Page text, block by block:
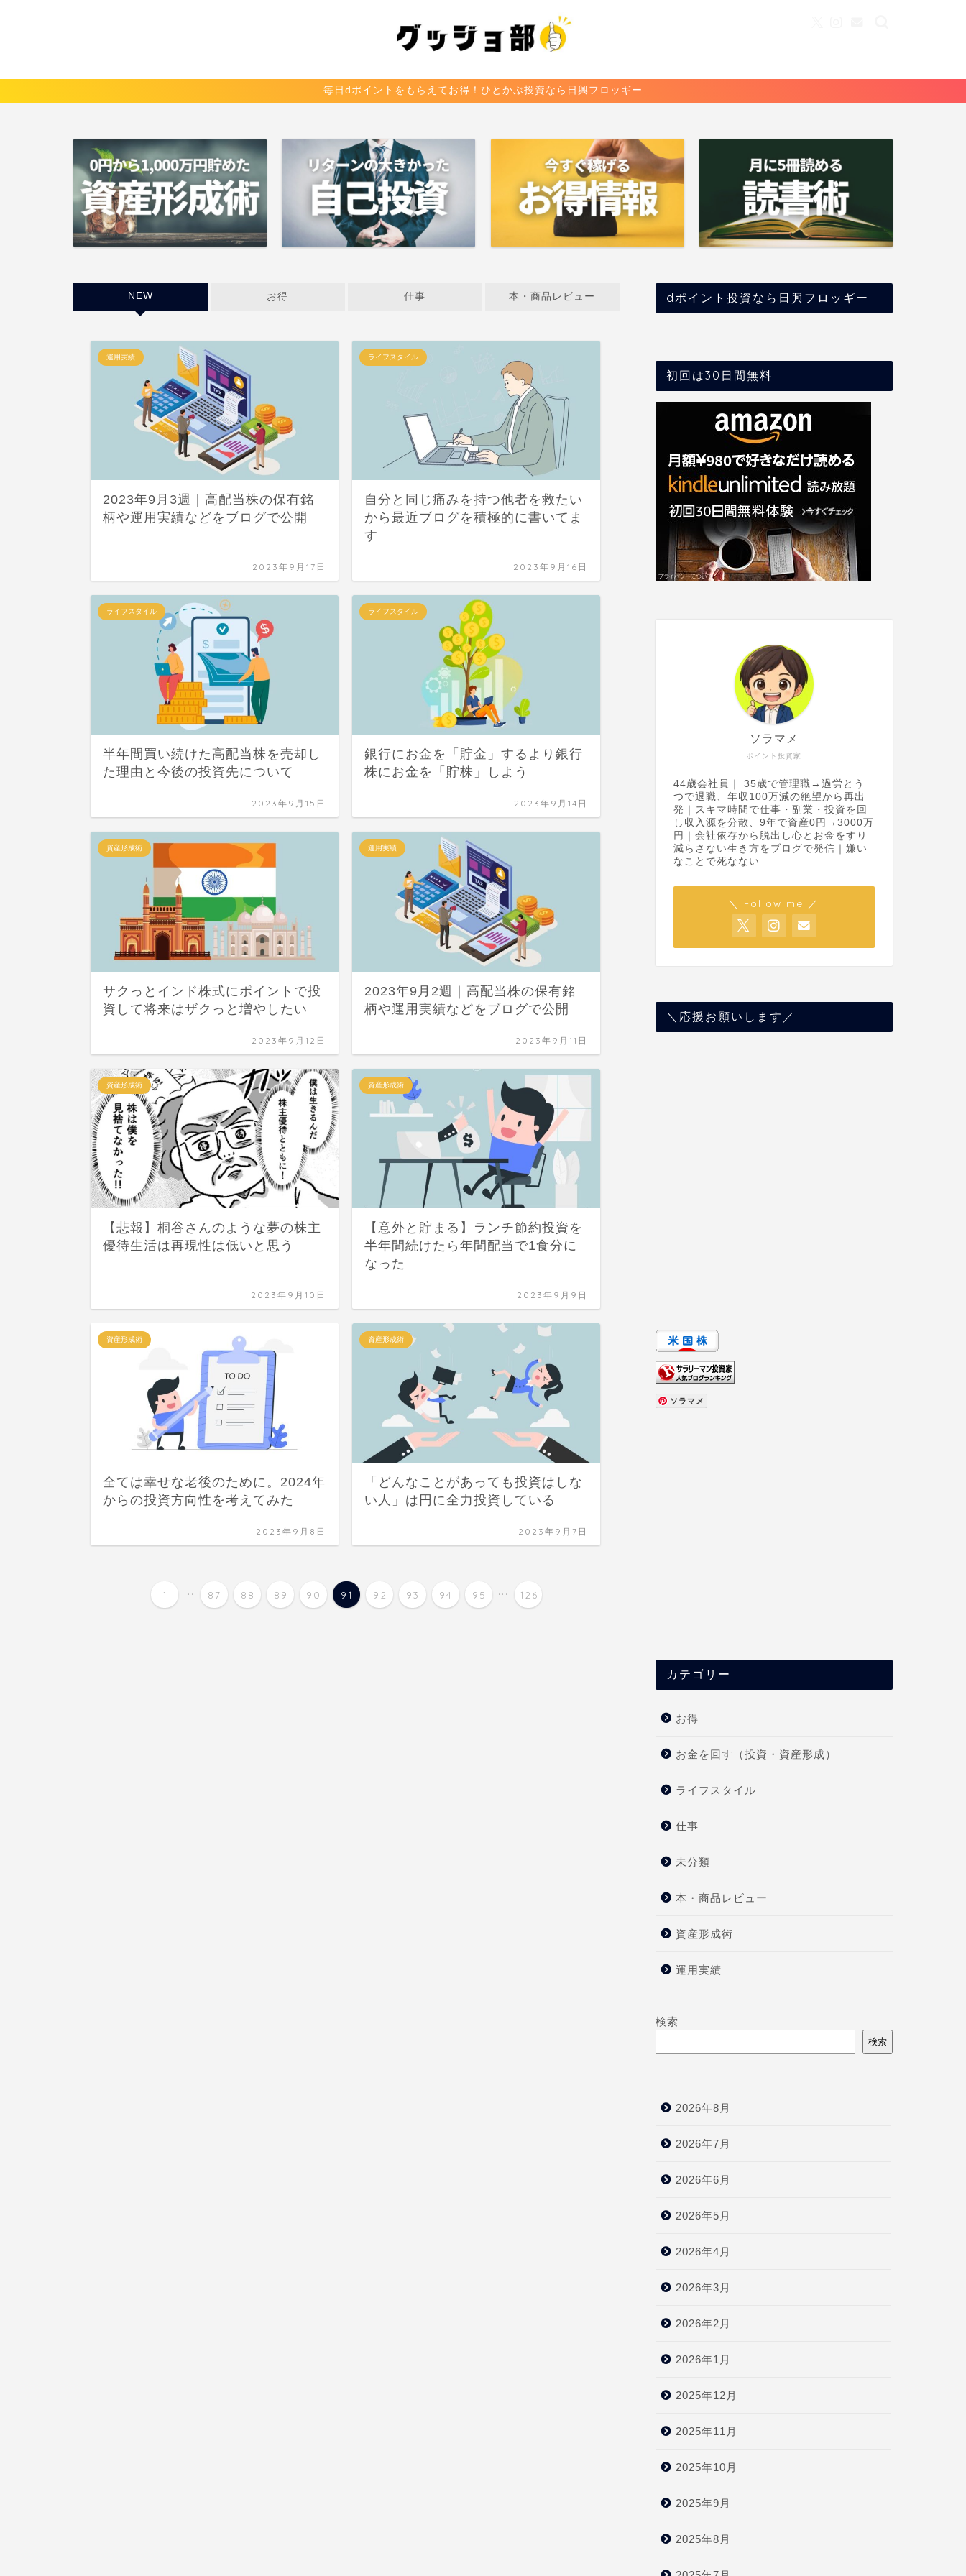
毎日dポイントをもらえてお得！ひとかぶ投資なら日興フロッギー
NEW お得 仕事 本・商品レビュー
運用実績
2023年9月3週｜高配当株の保有銘
柄や運用実績などをブログで公開
2023年9月17日
ライフスタイル
自分と同じ痛みを持つ他者を救たい
から最近ブログを積極的に書いてま
す
2023年9月16日
ライフスタイル
半年間買い続けた高配当株を売却し
た理由と今後の投資先について
2023年9月15日
ライフスタイル
銀行にお金を「貯金」するより銀行
株にお金を「貯株」しよう
2023年9月14日
資産形成術
サクっとインド株式にポイントで投
資して将来はザクっと増やしたい
2023年9月12日
運用実績
2023年9月2週｜高配当株の保有銘
柄や運用実績などをブログで公開
2023年9月11日
資産形成術
【悲報】桐谷さんのような夢の株主
優待生活は再現性は低いと思う
2023年9月10日
資産形成術
【意外と貯まる】ランチ節約投資を
半年間続けたら年間配当で1食分に
なった
2023年9月9日
資産形成術
全ては幸せな老後のために。2024年
からの投資方向性を考えてみた
2023年9月8日
資産形成術
「どんなことがあっても投資はしな
い人」は円に全力投資している
2023年9月7日
1 ... 87 88 89 90 91 92 93 94 95 ... 126
ャンペーンが5/12まで実施中
2026年5月3日
銀行ポイ活でプチ贅沢！初心者でも
方法
2025年1月24日
今週のお得｜5月末までの銀行系の
口座開設キャンペーンが激アツ中で
dポイント投資なら日興フロッギー
初回は30日間無料
ポイント投資家
ソラマメ
44歳会社員｜ 35歳で管理職→過労とう
つで退職、年収100万減の絶望から再出
発｜スキマ時間で仕事・副業・投資を回
し収入源を分散、9年で資産0円→3000万
円｜会社依存から脱出し心とお金をすり
減らさない生き方をブログで発信｜嫌い
なことで死なない
＼ Follow me ／
＼応援お願いします／
ソラマメ
カテゴリー
お得
お金を回す（投資・資産形成）
ライフスタイル
仕事
未分類
本・商品レビュー
資産形成術
運用実績
検索
検索
2026年8月
2026年7月
2026年6月
2026年5月
2026年4月
2026年3月
2026年2月
2026年1月
2025年12月
2025年11月
2025年10月
2025年9月
2025年8月